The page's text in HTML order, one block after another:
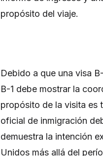
propósito del viaje.
Debido a que una visa
B-1 debe mostrar la
propósito de la visita es
oficial de inmigración
demuestra la intención
Unidos más allá del